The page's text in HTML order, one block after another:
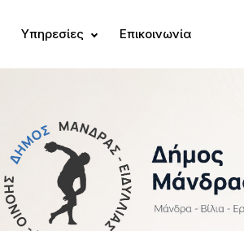
Υπηρεσίες Επικοινωνία